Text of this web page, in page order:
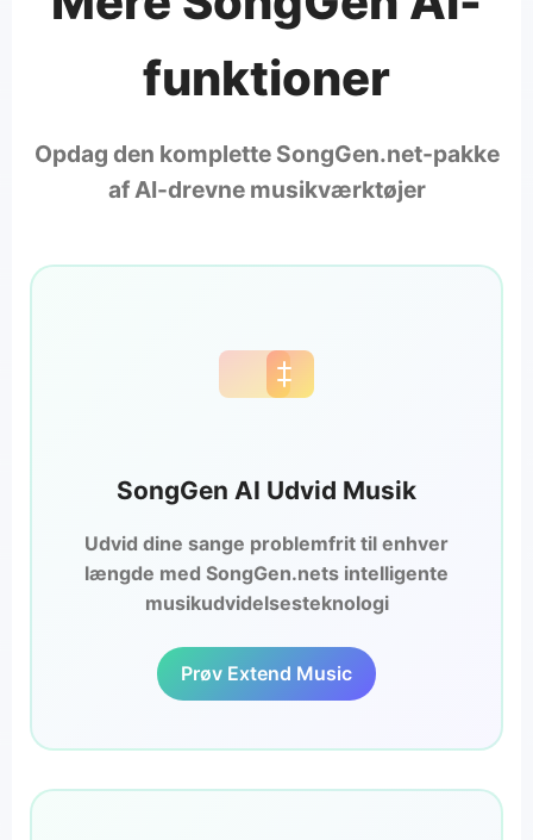
funktioner
Opdag den komplette SongGen.net-pakke
af AI-drevne musikværktøjer
SongGen AI Udvid Musik
Udvid dine sange problemfrit til enhver
længde med SongGen.nets intelligente
musikudvidelsesteknologi
Prøv Extend Music